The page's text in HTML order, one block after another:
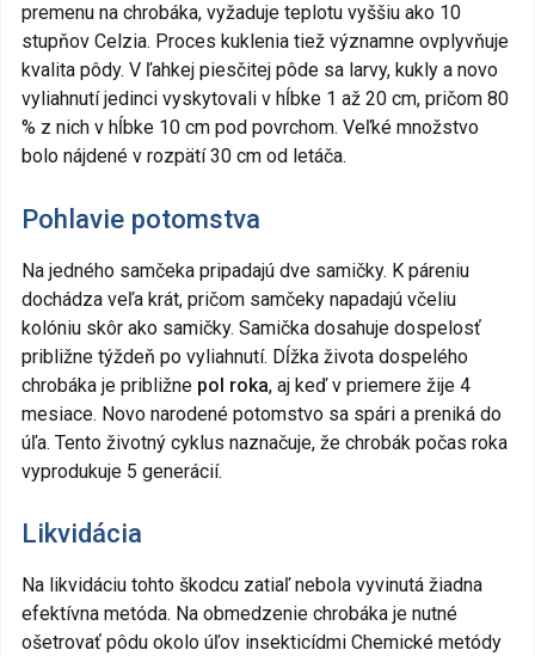
premenu na chrobáka, vyžaduje teplotu vyššiu ako 10
stupňov Celzia. Proces kuklenia tiež významne ovplyvňuje
kvalita pôdy. V ľahkej piesčitej pôde sa larvy, kukly a novo
vyliahnutí jedinci vyskytovali v hĺbke 1 až 20 cm, pričom 80
% z nich v hĺbke 10 cm pod povrchom. Veľké množstvo
bolo nájdené v rozpätí 30 cm od letáča.
Pohlavie potomstva
Na jedného samčeka pripadajú dve samičky. K páreniu
dochádza veľa krát, pričom samčeky napadajú včeliu
kolóniu skôr ako samičky. Samička dosahuje dospelosť
približne týždeň po vyliahnutí. Dĺžka života dospelého
chrobáka je približne pol roka, aj keď v priemere žije 4
mesiace. Novo narodené potomstvo sa spári a preniká do
úľa. Tento životný cyklus naznačuje, že chrobák počas roka
vyprodukuje 5 generácií.
Likvidácia
Na likvidáciu tohto škodcu zatiaľ nebola vyvinutá žiadna
efektívna metóda. Na obmedzenie chrobáka je nutné
ošetrovať pôdu okolo úľov insekticídmi Chemické metódy